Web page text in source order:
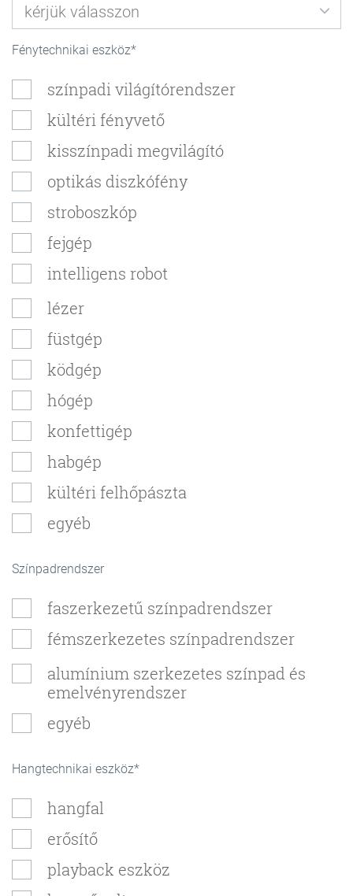
Fénytechnikai eszköz
színpadi világítórendszer
kültéri fényvető
kisszínpadi megvilágító
optikás diszkófény
stroboszkóp
fejgép
intelligens robot
lézer
füstgép
ködgép
hógép
konfettigép
habgép
kültéri felhőpászta
egyéb
Színpadrendszer
faszerkezetű színpadrendszer
fémszerkezetes színpadrendszer
alumínium szerkezetes színpad és
emelvényrendszer
egyéb
Hangtechnikai eszköz
hangfal
erősítő
playback eszköz